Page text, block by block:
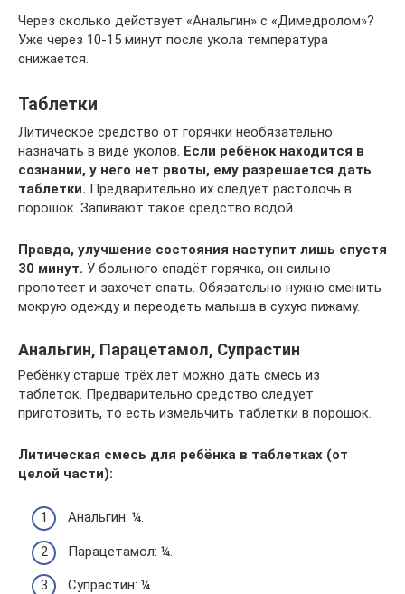
Через сколько действует «Анальгин» с «Димедролом»?
Уже через 10-15 минут после укола температура
снижается.
Таблетки
Литическое средство от горячки необязательно
назначать в виде уколов. Если ребёнок находится в
сознании, у него нет рвоты, ему разрешается дать
таблетки. Предварительно их следует растолочь в
порошок. Запивают такое средство водой.
Правда, улучшение состояния наступит лишь спустя
30 минут. У больного спадёт горячка, он сильно
пропотеет и захочет спать. Обязательно нужно сменить
мокрую одежду и переодеть малыша в сухую пижаму.
Анальгин, Парацетамол, Супрастин
Ребёнку старше трёх лет можно дать смесь из
таблеток. Предварительно средство следует
приготовить, то есть измельчить таблетки в порошок.
Литическая смесь для ребёнка в таблетках (от
целой части):
Анальгин: ¼.
Парацетамол: ¼.
Супрастин: ¼.